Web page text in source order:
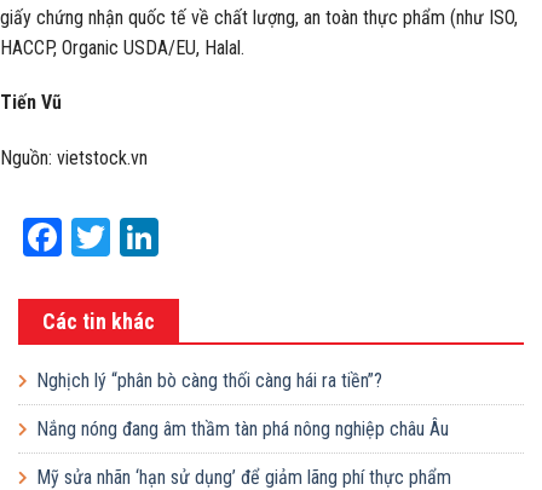
giấy chứng nhận quốc tế về chất lượng, an toàn thực phẩm (như ISO,
HACCP, Organic USDA/EU, Halal.
Tiến Vũ
Nguồn: vietstock.vn
Facebook
Twitter
Các tin khác
Nghịch lý “phân bò càng thối càng hái ra tiền”?
Nắng nóng đang âm thầm tàn phá nông nghiệp châu Âu
Mỹ sửa nhãn ‘hạn sử dụng’ để giảm lãng phí thực phẩm